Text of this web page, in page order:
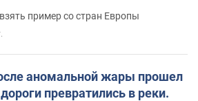
пример со стран Европы
аномальной жары прошел
превратились в реки.